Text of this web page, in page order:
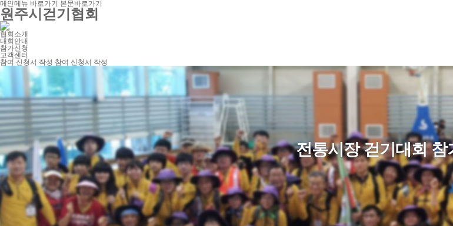
메인메뉴 바로가기 본문바로가기
원주시걷기협회
협회소개
대회안내
참가신청
고객센터
참여 신청서 작성 참여 신청서 작성
전통시장 걷기대회 참